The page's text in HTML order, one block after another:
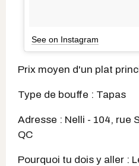
See on Instagram
Prix moyen d'un plat
Type de bouffe : Tapas
Adresse : Nelli - 104, rue
QC
Pourquoi tu dois y aller :